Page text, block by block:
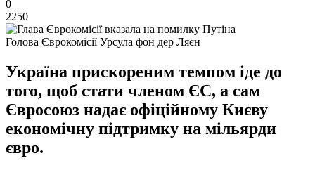
0
2250
Голова Єврокомісії Урсула фон дер Ляєн
Україна прискореним темпом іде до
того, щоб стати членом ЄС, а сам
Євросоюз надає офіційному Києву
економічну підтримку на мільярди
євро.